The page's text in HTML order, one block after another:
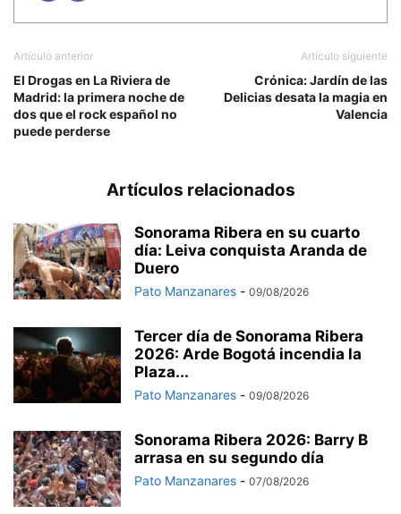
Artículo anterior
El Drogas en La Riviera de
Madrid: la primera noche de
dos que el rock español no
puede perderse
Artículo siguiente
Crónica: Jardín de las
Delicias desata la magia en
Valencia
Artículos relacionados
Sonorama Ribera en su cuarto
día: Leiva conquista Aranda de
Duero
Pato Manzanares - 09/08/2026
Tercer día de Sonorama Ribera
2026: Arde Bogotá incendia la
Plaza...
Pato Manzanares - 09/08/2026
Sonorama Ribera 2026: Barry B
arrasa en su segundo día
Pato Manzanares - 07/08/2026